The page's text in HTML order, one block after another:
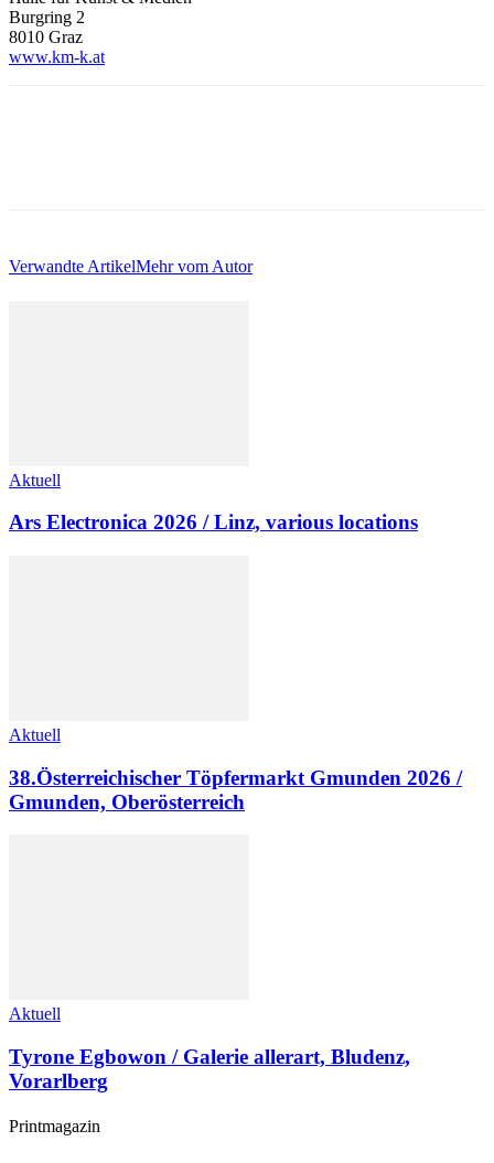
Burgring 2
8010 Graz
www.km-k.at
Verwandte ArtikelMehr vom Autor
Aktuell
Ars Electronica 2026 / Linz, various locations
Aktuell
38.Österreichischer Töpfermarkt Gmunden 2026 /
Gmunden, Oberösterreich
Aktuell
Tyrone Egbowon / Galerie allerart, Bludenz,
Vorarlberg
Printmagazin